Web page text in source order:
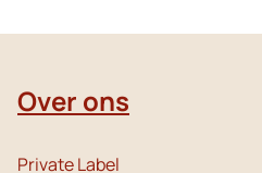
Over ons
Private Label